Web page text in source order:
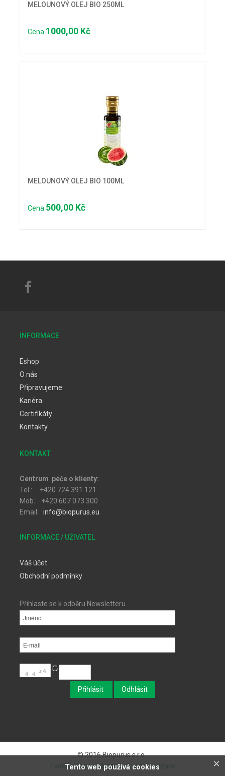
Tento web používá cookies ×
MELOUNOVÝ OLEJ BIO 250ML
Cena 1000,00 Kč
MELOUNOVÝ OLEJ BIO 100ML
Cena 500,00 Kč
INFORMACE
Eshop
O nás
Připravujeme
Kariéra
Certifikáty
Kontakty
KONTAKT
Centrum péče o klienty:
Tel.: +420 724 391 121
Mob.: +420 607 073 300
Email: info@biopurus.eu
INFORMACE / UŽIVATEL
Váš účet
Obchodní podmínky
Přihlaste se k odběru Newsletteru
© 2016 Biopurus s.r.o..
Tvorba webových stránek, optimalizace